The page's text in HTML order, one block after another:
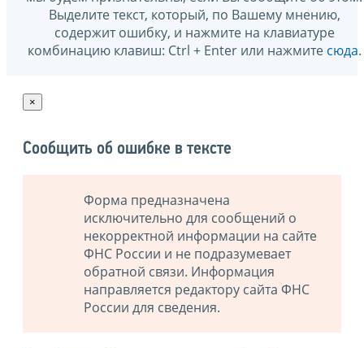
Выделите текст, который, по Вашему мнению,
содержит ошибку, и нажмите на клавиатуре
комбинацию клавиш: Ctrl + Enter или нажмите сюда.
×
Сообщить об ошибке в тексте
Форма предназначена
исключительно для сообщений о
некорректной информации на сайте
ФНС России и не подразумевает
обратной связи. Информация
направляется редактору сайта ФНС
России для сведения.